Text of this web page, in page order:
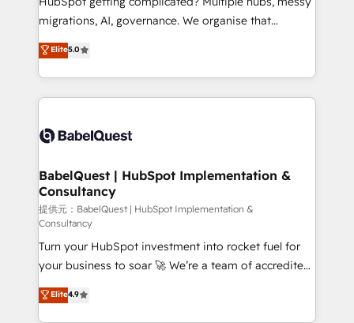
integrations across your full tech stack. - Custom
- Dashboards, lifecycle campaigns, and lead
nurturing sequences. - Cross-hub setup across
scalable retainers. Let’s make HubSpot your most
powerful growth engine. Built to convert, scale, and
migrations, AI, governance. We organise that
complexity, so your team can put HubSpot to work...
Welcome to our Profile! We help with: • CRM
implementation, reports, workflows, and team
training • CRM migration from Salesforce, Pipedrive,
custom API integrations • AI governance for
Boutique 'Elite' team of 12 • 150+ clients across Sales
Hub, Marketing Hub, Service Hub, Data Hub and
CMS • ISO/IEC 27001:2022, ISO 9001:2015, and ISO
42001:2023 certified - the AI management standard •
GuardHub: our AI governance framework, built on
ISO 42001 Ready for the next step? Click the 👈
'𝗖𝗼𝗻𝘁𝗮𝗰𝘁 𝗯𝘂𝘀𝗶𝗻𝗲𝘀𝘀' button to get in touch (𝘸𝘦'𝘳𝘦
𝘴𝘶𝘱𝘦𝘳 𝘳𝘦𝘴𝘱𝘰𝘯𝘴𝘪𝘷𝘦)
Elite5.0
BabelQuest | HubSpot Implementation &
Consultancy
提供元：BabelQuest | HubSpot Implementation &
Consultancy
Turn your HubSpot investment into rocket fuel for
your business to soar 🚀 We’re a team of accredited
HubSpot experts ready to help you. We can
implement the platform into complex business
Elite4.9